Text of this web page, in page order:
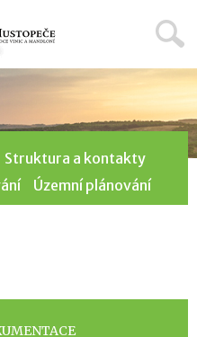
Struktura a kontakty
Územní plánování